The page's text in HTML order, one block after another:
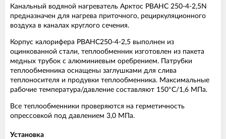
Канальный водяной нагреватель Арктос PBAHC 250-4-2,5N
предназначен для нагрева приточного, рециркуляционного
воздуха в каналах круглого сечения.
Корпус калорифера РВАНС250-4-2,5 выполнен из
оцинкованной стали, теплообменник изготовлен из пакета
медных трубок с алюминиевым оребрением. Патрубки
теплообменника оснащены заглушками для слива
теплоносителя и продувки теплообменника. Максимальные
рабочие температура/давление составляют 150°С/1,6 МПа.
Все теплообменники проверяются на герметичность
опрессовкой под давлением 3,0 МПа.
Установка